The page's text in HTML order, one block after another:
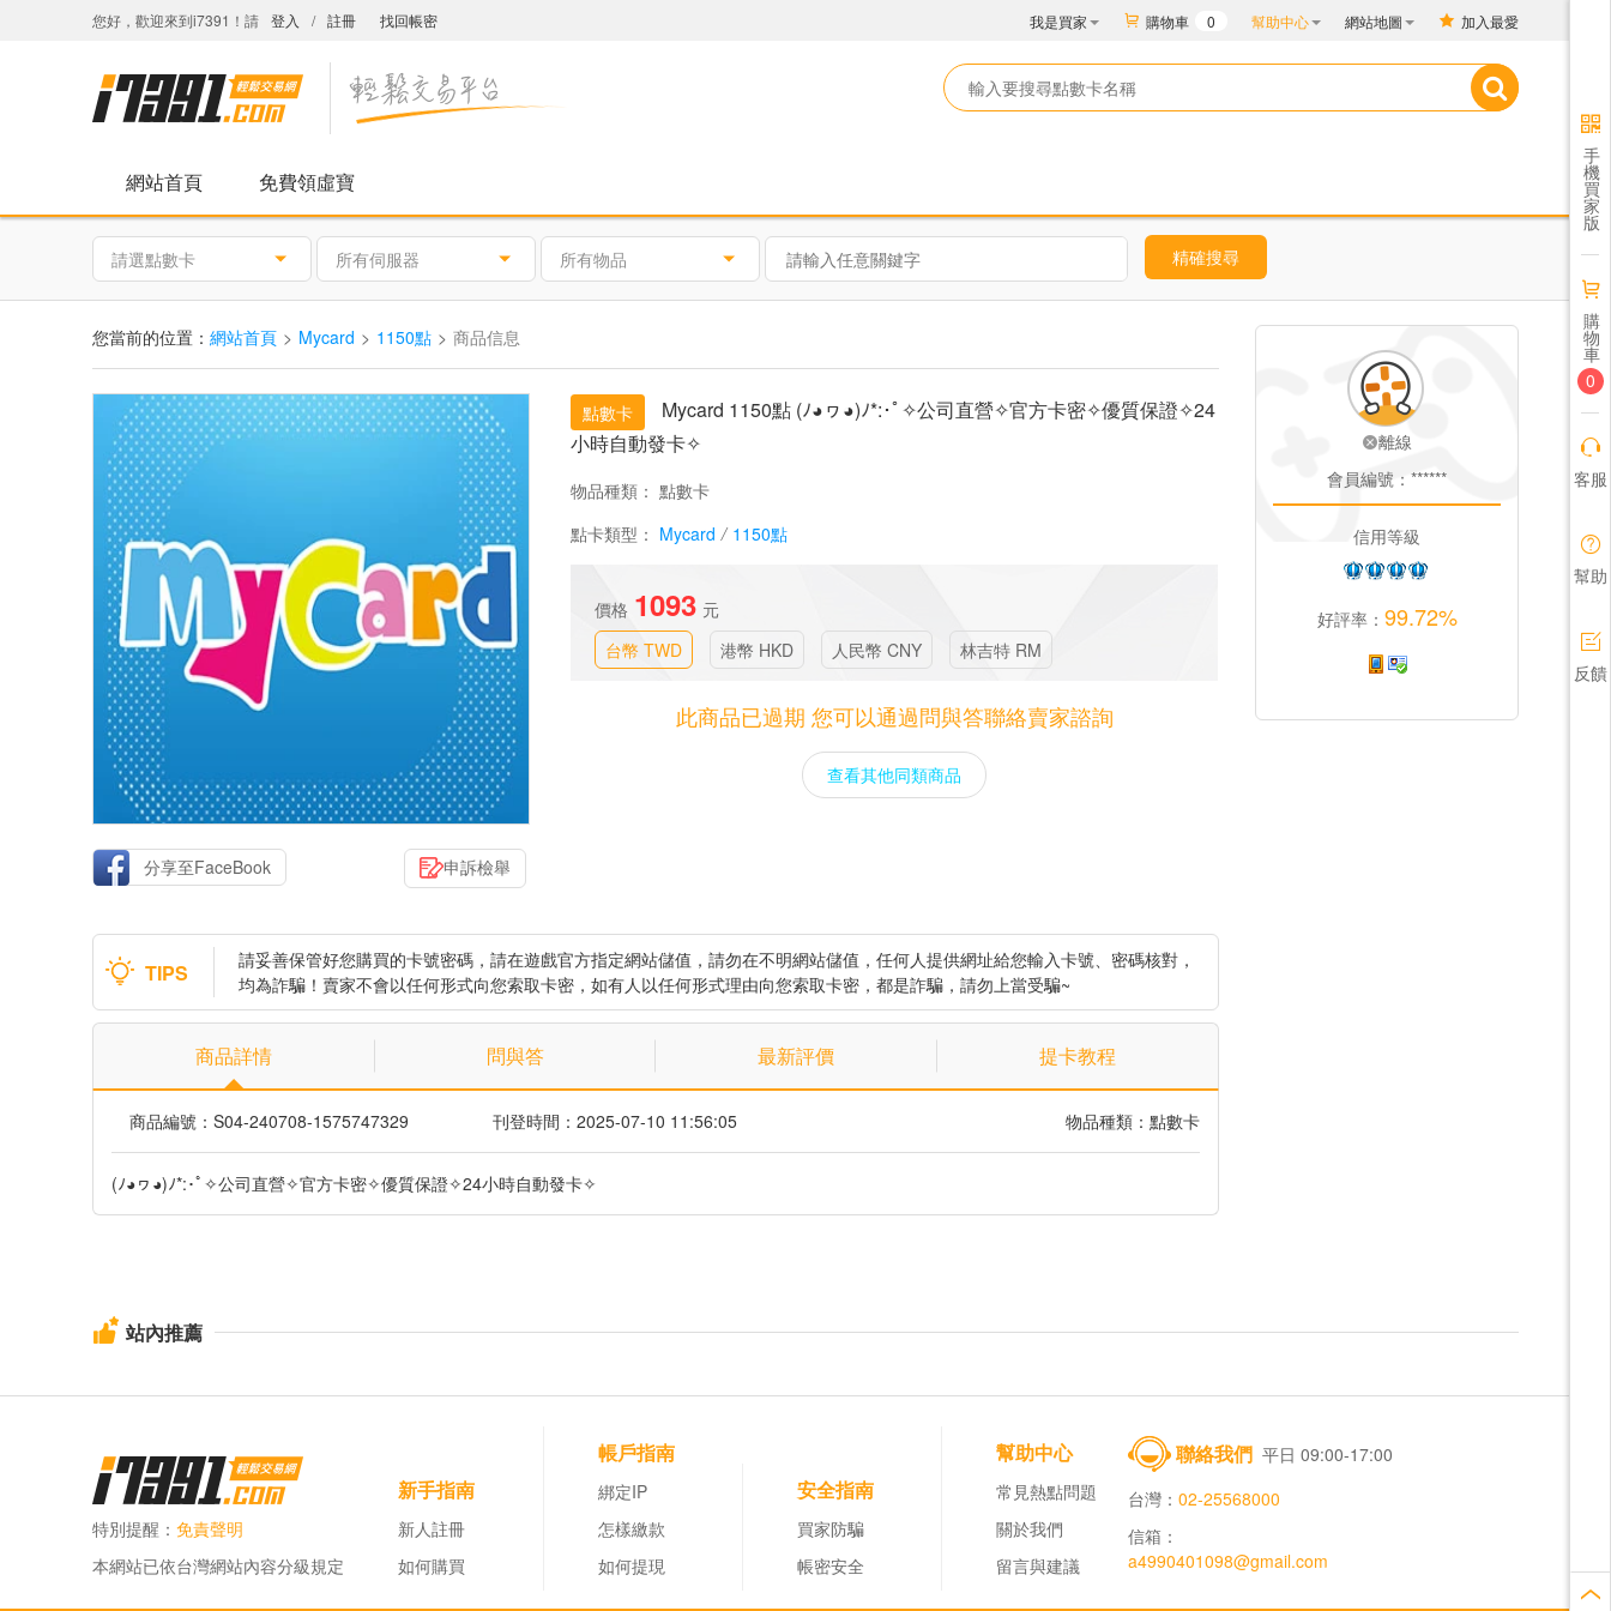
您好，歡迎來到i7391！請 登入 / 註冊 找回帳密 我是買家 購物車 0 幫助中心 網站地圖 加入最愛
網站首頁 免費領虛寶
請選點數卡 所有伺服器 所有物品 精確搜尋
您當前的位置： 網站首頁 Mycard 1150點 商品信息
分享至FaceBook 申訴檢舉
點數卡
Mycard 1150點 (ﾉ◕ヮ◕)ﾉ*:･ﾟ✧公司直營✧官方卡密✧優質保證✧24
小時自動發卡✧
物品種類： 點數卡
點卡類型： Mycard / 1150點
價格 1093 元
台幣 TWD
港幣 HKD 人民幣 CNY 林吉特 RM
此商品已過期 您可以通過問與答聯絡賣家諮詢
查看其他同類商品
TIPS
請妥善保管好您購買的卡號密碼，請在遊戲官方指定網站儲值，請勿在不明網站儲值，任何人提供網址給您輸入卡號、密碼核對，
均為詐騙！賣家不會以任何形式向您索取卡密，如有人以任何形式理由向您索取卡密，都是詐騙，請勿上當受騙~
商品詳情 問與答 最新評價 提卡教程
商品編號：S04-240708-1575747329 刊登時間：2025-07-10 11:56:05 物品種類：點數卡
(ﾉ◕ヮ◕)ﾉ*:･ﾟ✧公司直營✧官方卡密✧優質保證✧24小時自動發卡✧
離線
會員編號：******
信用等級
好評率： 99.72%
站內推薦
特別提醒： 免責聲明
本網站已依台灣網站內容分級規定
新手指南
新人註冊
如何購買
帳戶指南
綁定IP
怎樣繳款
如何提現
安全指南
買家防騙
帳密安全
幫助中心
常見熱點問題
關於我們
留言與建議
聯絡我們 平日 09:00-17:00
台灣： 02-25568000
信箱：
a4990401098@gmail.com
手
機
買
家
版
購
物
車
0
客服
幫助
反饋